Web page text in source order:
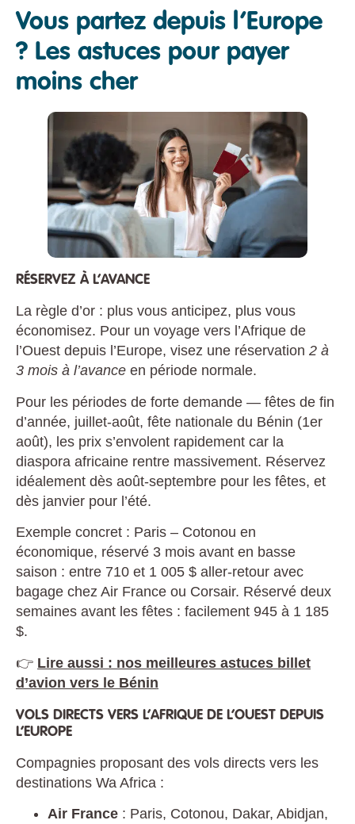
Vous partez depuis l’Europe
? Les astuces pour payer
moins cher
RÉSERVEZ À L’AVANCE
La règle d’or : plus vous anticipez, plus vous
économisez. Pour un voyage vers l’Afrique de
l’Ouest depuis l’Europe, visez une réservation 2 à
3 mois à l’avance en période normale.
Pour les périodes de forte demande — fêtes de fin
d’année, juillet-août, fête nationale du Bénin (1er
août), les prix s’envolent rapidement car la
diaspora africaine rentre massivement. Réservez
idéalement dès août-septembre pour les fêtes, et
dès janvier pour l’été.
Exemple concret : Paris – Cotonou en
économique, réservé 3 mois avant en basse
saison : entre 710 et 1 005 $ aller-retour avec
bagage chez Air France ou Corsair. Réservé deux
semaines avant les fêtes : facilement 945 à 1 185
$.
👉 Lire aussi : nos meilleures astuces billet
d’avion vers le Bénin
VOLS DIRECTS VERS L’AFRIQUE DE L’OUEST DEPUIS
L’EUROPE
Compagnies proposant des vols directs vers les
destinations Wa Africa :
Air France : Paris, Cotonou, Dakar, Abidjan,